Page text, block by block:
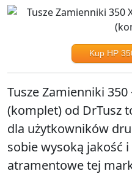
Kup HP
Tusze Zamienniki 350
(komplet) od DrTusz
dla użytkowników
sobie wysoką jakość i
atramentowe tej